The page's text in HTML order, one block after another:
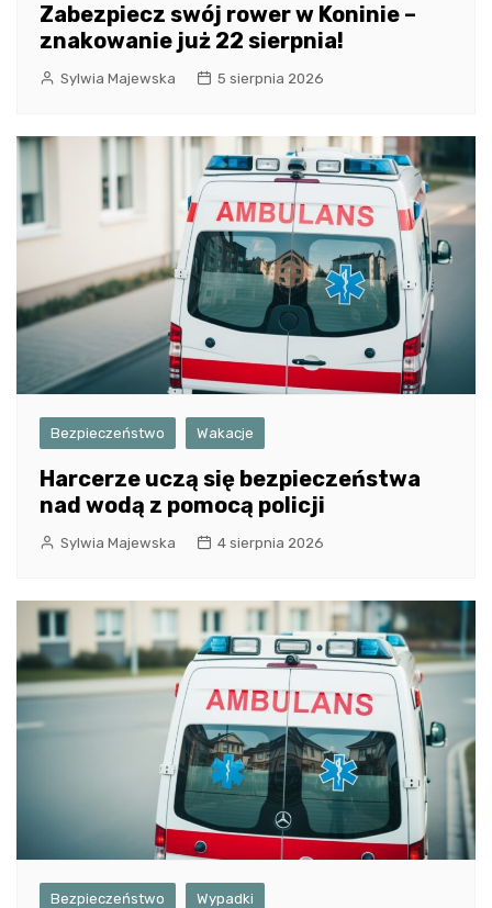
Zabezpiecz swój rower w Koninie –
znakowanie już 22 sierpnia!
Sylwia Majewska 5 sierpnia 2026
Bezpieczeństwo Wakacje
Harcerze uczą się bezpieczeństwa
nad wodą z pomocą policji
Sylwia Majewska 4 sierpnia 2026
Bezpieczeństwo Wypadki